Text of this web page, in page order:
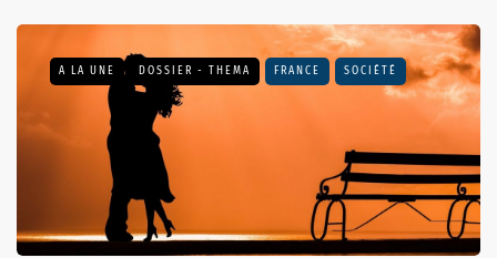
A LA UNE DOSSIER - THEMA FRANCE SOCIÉTÉ